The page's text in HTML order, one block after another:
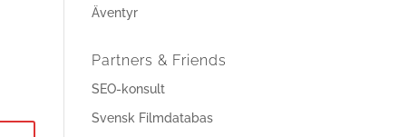
Äventyr
Partners & Friends
SEO-konsult
Svensk Filmdatabas